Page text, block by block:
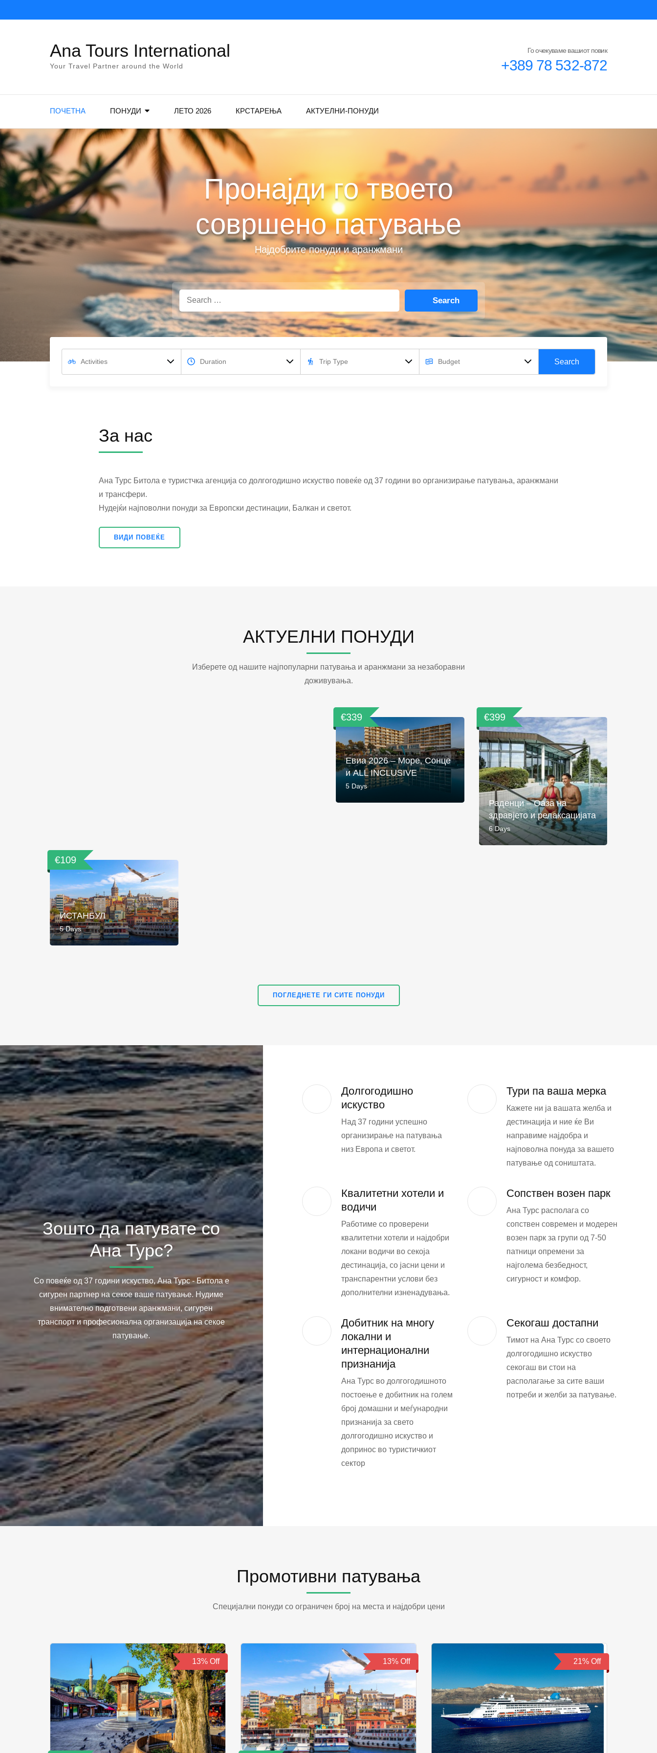
to
Ana Tours International
Your Travel Partner around the World
Го очекуваме вашиот повик
+389 78 532-872
ПОЧЕТНА ПОНУДИ ЛЕТО 2026 КРСТАРЕЊА АКТУЕЛНИ-ПОНУДИ
Пронајди го твоето
совршено патување
Најдобрите понуди и аранжмани
Search
for:
Search
За нас
Ана Турс Битола е туристчка агенција со долгогодишно искуство повеќе од 37 години во организирање патувања, аранжмани
и трансфери.
Нудејќи најповолни понуди за Европски дестинации, Балкан и светот.
ВИДИ ПОВЕЌЕ
АКТУЕЛНИ ПОНУДИ
Изберете од нашите најпопуларни патувања и аранжмани за незаборавни
доживувања.
€339
Евиа 2026 – Море, Сонце
и ALL INCLUSIVE
5 Days
€399
Раденци – Оаза на
здравјето и релаксацијата
6 Days
€109
ИСТАНБУЛ
5 Days
ПОГЛЕДНЕТЕ ГИ СИТЕ ПОНУДИ
Зошто да патувате со
Ана Турс?
Со повеќе од 37 години искуство, Ана Турс - Битола е
сигурен партнер на секое ваше патување. Нудиме
внимателно подготвени аранжмани, сигурен
транспорт и професионална организација на секое
патување.
Долгогодишно
искуство
Над 37 години успешно
организирање на патувања
низ Европа и светот.
Тури па ваша мерка
Кажете ни ја вашата желба и
дестинација и ние ќе Ви
направиме најдобра и
најповолна понуда за вашето
патување од соништата.
Квалитетни хотели и
водичи
Работиме со проверени
квалитетни хотели и најдобри
локани водичи во секоја
дестинација, со јасни цени и
транспарентни услови без
дополнителни изненадувања.
Сопствен возен парк
Ана Турс располага со
сопствен современ и модерен
возен парк за групи од 7-50
патници опремени за
најголема безбедност,
сигурност и комфор.
Добитник на многу
локални и
интернационални
признанија
Ана Турс во долгогодишното
постоење е добитник на голем
број домашни и меѓународни
признанија за свето
долгогодишно искуство и
допринос во туристичкиот
сектор
Секогаш достапни
Тимот на Ана Турс со своето
долгогодишно искуство
секогаш ви стои на
располагање за сите ваши
потреби и желби за патување.
Промотивни патувања
Специјални понуди со ограничен број на места и најдобри цени
13% Off 13% Off 21% Off